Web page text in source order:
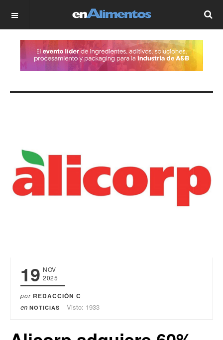
OFF CANVAS
19 NOV
2025
por REDACCIÓN C
en NOTICIAS Visto: 1933